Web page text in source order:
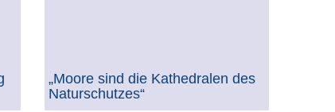
„Moore sind die Kathedralen des
Naturschutzes“